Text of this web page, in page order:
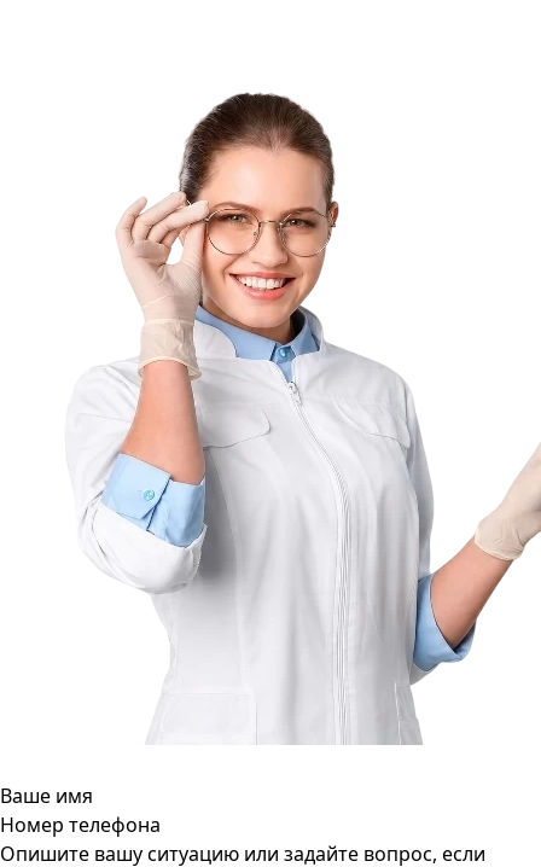
Ваше имя
Номер телефона
Опишите вашу ситуацию или задайте вопрос, если